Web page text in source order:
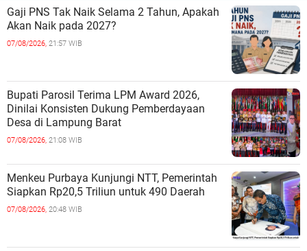
Gaji PNS Tak Naik Selama 2 Tahun, Apakah
Akan Naik pada 2027?
07/08/2026, 21:57 WIB
Bupati Parosil Terima LPM Award 2026,
Dinilai Konsisten Dukung Pemberdayaan
Desa di Lampung Barat
07/08/2026, 21:08 WIB
Menkeu Purbaya Kunjungi NTT, Pemerintah
Siapkan Rp20,5 Triliun untuk 490 Daerah
07/08/2026, 20:48 WIB